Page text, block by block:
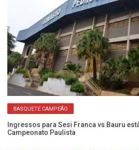
BASQUETE CAMPEÃO
Ingressos para Sesi Franca vs Bauru
Campeonato Paulista